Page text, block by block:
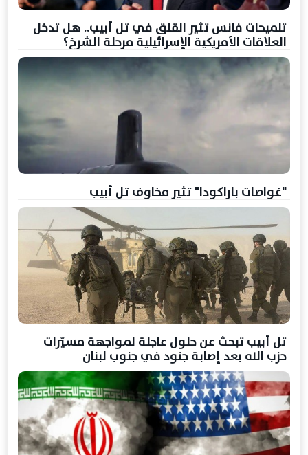
تلميحات فانس تثير القلق في تل أبيب.. هل تدخل
العلاقات الأمريكية الإسرائيلية مرحلة الشرخ؟
"غواصات باراكودا" تثير مخاوف تل أبيب
تل أبيب تبحث عن حلول عاجلة لمواجهة مسيّرات
حزب الله بعد إصابة جنود في جنوب لبنان